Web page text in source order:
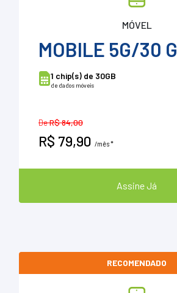
MÓVEL
1 chip(s) de 30GB
de dados móveis
DeR$ 84,00
R$ 79,90 /mês *
Assine Já
RECOMENDADO